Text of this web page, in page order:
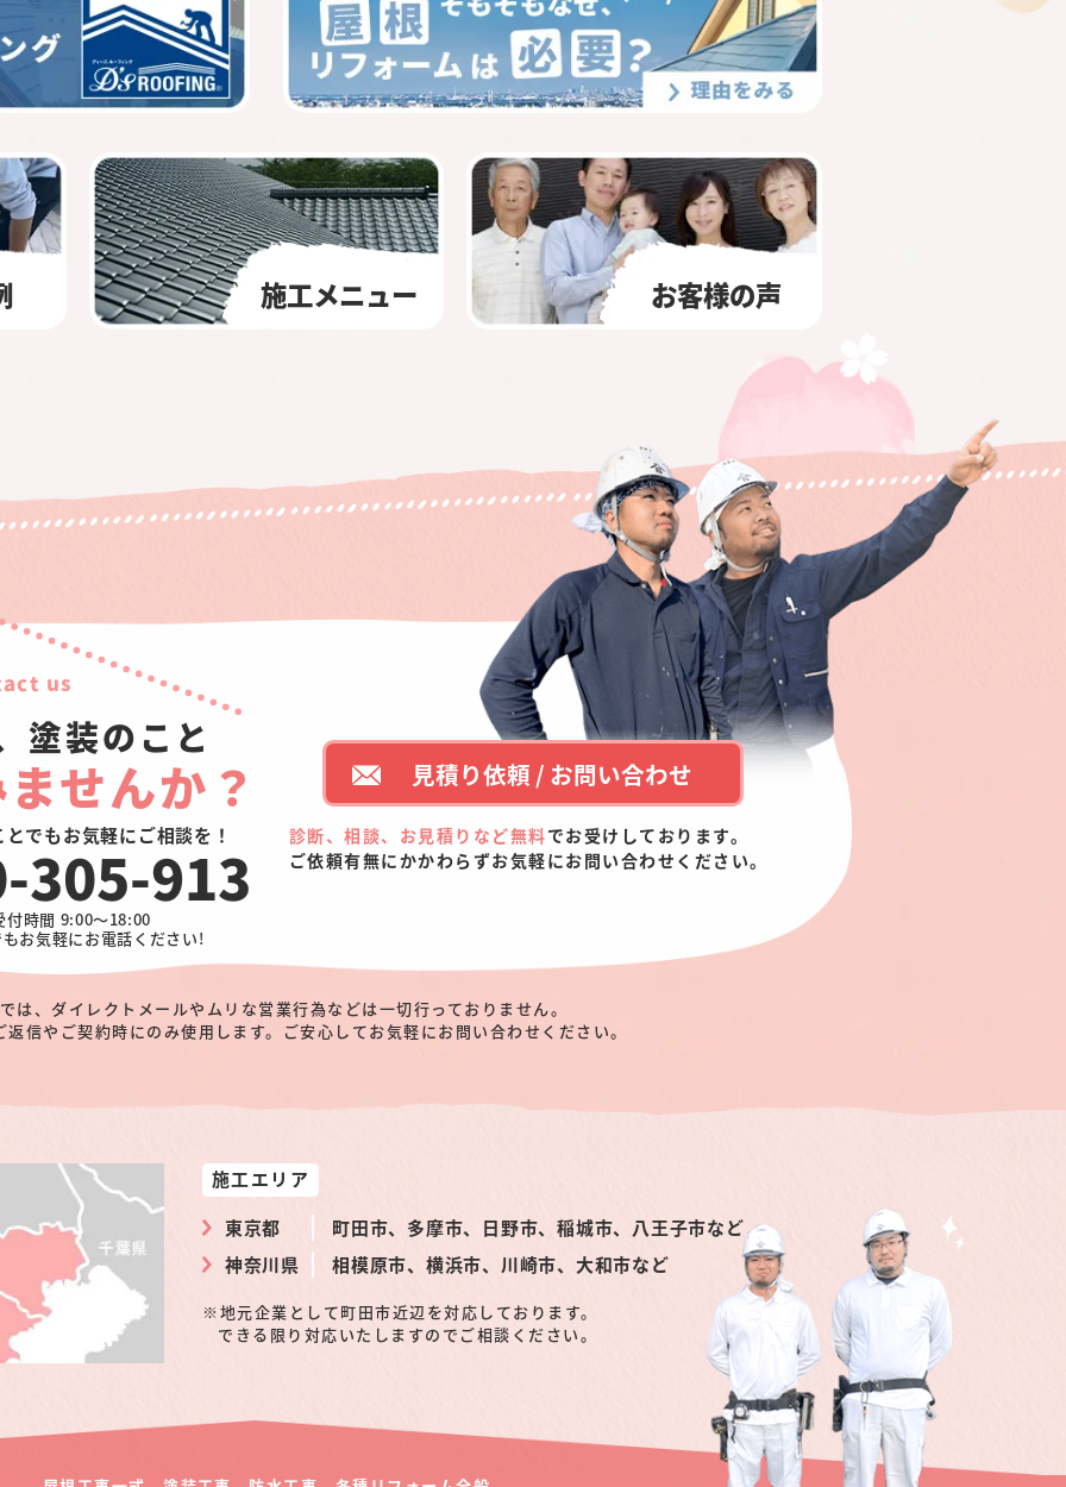
施工メニュー お客様の声
us
塗装のこと
せんか？
でもお気軽にご相談を！
305-913
付時間 9:00～18:00
お気軽にお電話ください!
見積り依頼 / お問い合わせ
診断、相談、お見積りなど無料でお受けしております。
ご依頼有無にかかわらずお気軽にお問い合わせください。
は、ダイレクトメールやムリな営業行為などは一切行っておりません。
返信やご契約時にのみ使用します。ご安心してお気軽にお問い合わせください。
施工エリア
東京都
町田市、多摩市、日野市、稲城市、八王子市など
神奈川県
相模原市、横浜市、川崎市、大和市など
地元企業として町田市近辺を対応しております。
できる限り対応いたしますのでご相談ください。